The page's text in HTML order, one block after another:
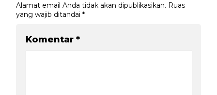
Alamat email Anda tidak akan dipublikasikan. Ruas
yang wajib ditandai *
Komentar *